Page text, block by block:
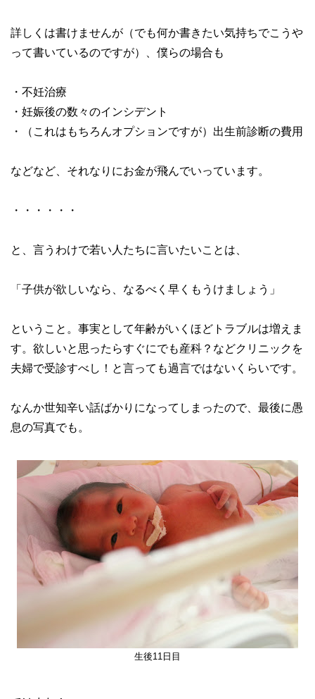
詳しくは書けませんが（でも何か書きたい気持ちでこうや
って書いているのですが）、僕らの場合も
・不妊治療
・妊娠後の数々のインシデント
・（これはもちろんオプションですが）出生前診断の費用
などなど、それなりにお金が飛んでいっています。
・・・・・・
と、言うわけで若い人たちに言いたいことは、
「子供が欲しいなら、なるべく早くもうけましょう」
ということ。事実として年齢がいくほどトラブルは増えま
す。欲しいと思ったらすぐにでも産科？などクリニックを
夫婦で受診すべし！と言っても過言ではないくらいです。
なんか世知辛い話ばかりになってしまったので、最後に愚
息の写真でも。
生後11日目